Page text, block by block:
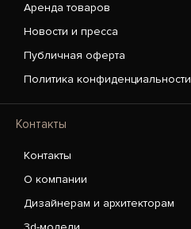
Аренда товаров
Новости и пресса
Публичная оферта
Политика конфиденциальности
Контакты
Контакты
О компании
Дизайнерам и архитекторам